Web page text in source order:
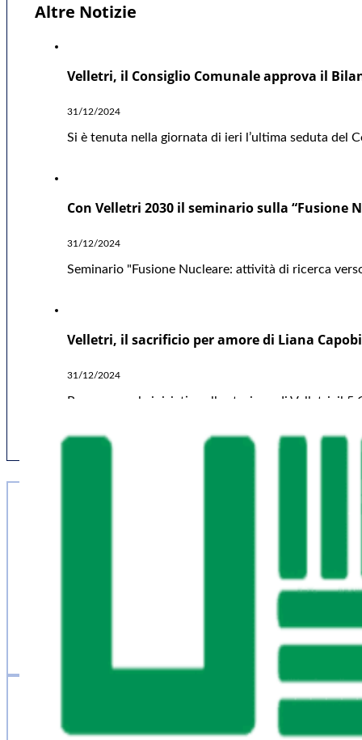
Altre Notizie
Velletri, il Consiglio Comunale approva il
31/12/2024
Si è tenuta nella giornata di ieri l’ultima seduta del
Con Velletri 2030 il seminario sulla “Fusione
31/12/2024
Seminario "Fusione Nucleare: attività di ricerca
Velletri, il sacrificio per amore di Liana
31/12/2024
Proseguono le iniziative alla stazione di Velletri, il